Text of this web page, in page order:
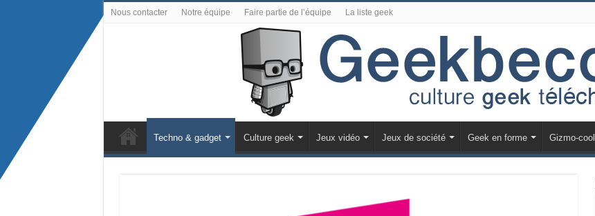
Nous contacter Notre équipe Faire partie de l’équipe La liste geek
Techno & gadget Culture geek Jeux vidéo Jeux de société Geek en forme Gizmo-cool